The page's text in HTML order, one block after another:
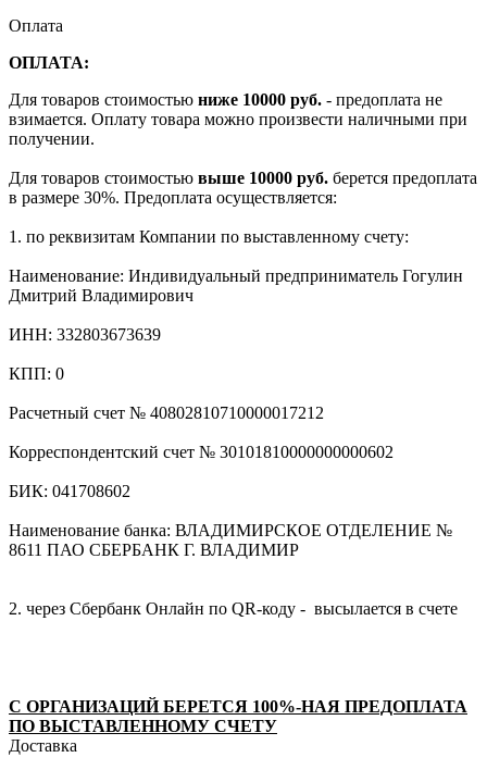
Оплата
ОПЛАТА:
Для товаров стоимостью ниже 10000 руб. - предоплата не
взимается. Оплату товара можно произвести наличными при
получении.
Для товаров стоимостью выше 10000 руб. берется предоплата
в размере 30%. Предоплата осуществляется:
1. по реквизитам Компании по выставленному счету:
Наименование: Индивидуальный предприниматель Гогулин
Дмитрий Владимирович
ИНН: 332803673639
КПП: 0
Расчетный счет № 40802810710000017212
Корреспондентский счет № 30101810000000000602
БИК: 041708602
Наименование банка: ВЛАДИМИРСКОЕ ОТДЕЛЕНИЕ №
8611 ПАО СБЕРБАНК Г. ВЛАДИМИР
2. через Сбербанк Онлайн по QR-коду - высылается в счете
С ОРГАНИЗАЦИЙ БЕРЕТСЯ 100%-НАЯ ПРЕДОПЛАТА
ПО ВЫСТАВЛЕННОМУ СЧЕТУ
Доставка